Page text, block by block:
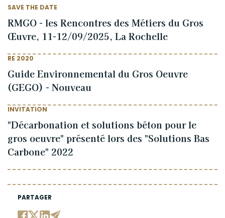
PARTAGER
SAVE THE DATE
RMGO - les Rencontres des Métiers du Gros
Œuvre, 11-12/09/2025, La Rochelle
RE 2020
Guide Environnemental du Gros Oeuvre
(GEGO) - Nouveau
INVITATION
"Décarbonation et solutions béton pour le
gros oeuvre" présenté lors des "Solutions Bas
Carbone" 2022